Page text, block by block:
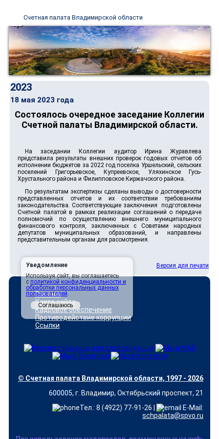
Счетная палата Владимирской области
2023
18 мая 2023 года
Состоялось очередное заседание Коллегии
Счетной палаты Владимирской области.
На заседании Коллегии аудитор Ирина Журавлева
представила результаты внешних проверок годовых отчетов об
исполнении бюджетов за 2022 год поселка Уршельский, сельских
поселений Григорьевское, Купреевское, Уляхинское Гусь-
Хрустального района и Филипповское Киржачского района.
По результатам экспертизы сделаны выводы о достоверности
представленных отчетов и их соответствии требованиям
законодательства. Соответствующие заключения подготовлены
Счетной палатой в рамках реализации соглашений о передаче
полномочий по осуществлению внешнего муниципального
финансового контроля, заключенных с Советами народных
депутатов муниципальных образований, и направлены
представительным органам для рассмотрения.
Версия для печати
Главная
Карта сайта
Кадровое обеспечение
Противодействие коррупции
Ссылки
© Счетная палата Владимирской области, 1997 - 2026
600005, г. Владимир, Октябрьский проспект, 21
Тел.: 8 (4922) 77-91-26 |
E-Mail:
schpalata@spvo.ru
Уведомление
Используя сайт, вы соглашаетесь
с политикой конфиденциальности и
обработки персональных данных
пользователей.
Соглашаюсь